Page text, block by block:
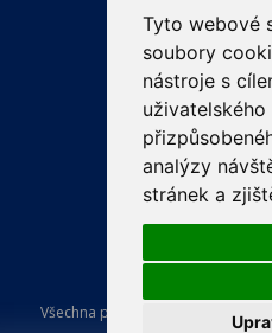
Tyto webové
soubory
nástroje s
analýzy
stránek a
PRO
PRO
Všechna práva vyhrazena Česká